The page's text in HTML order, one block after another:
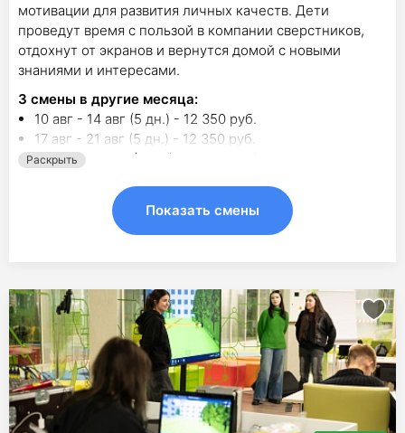
мотивации для развития личных качеств. Дети
проведут время с пользой в компании сверстников,
отдохнут от экранов и вернутся домой с новыми
знаниями и интересами.
3 смены в другие месяца:
10 авг - 14 авг (5 дн.) - 12 350 руб.
17 авг - 21 авг (5 дн.) - 12 350 руб.
24 авг - 28 авг (5 дн.) - 12 350 руб.
Раскрыть
Показать смены